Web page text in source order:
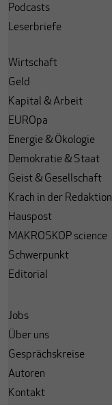
Podcasts
Leserbriefe
Wirtschaft
Geld
Kapital & Arbeit
EUROpa
Energie & Ökologie
Demokratie & Staat
Geist & Gesellschaft
Krach in der Redaktion
Hauspost
MAKROSKOP science
Schwerpunkt
Editorial
Jobs
Über uns
Gesprächskreise
Autoren
Kontakt